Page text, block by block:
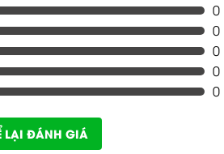
0
0
0
0
0
LẠI ĐÁNH GIÁ